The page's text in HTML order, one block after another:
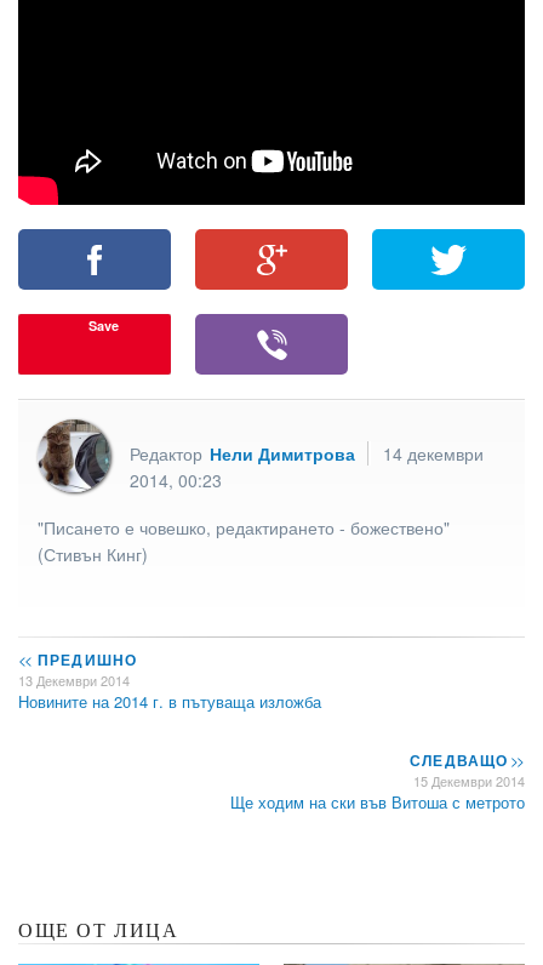
Save
Редактор Нели Димитрова
14 декември
2014, 00:23
"Писането е човешко, редактирането - божествено"
(Стивън Кинг)
<< ПРЕДИШНО
13 Декември 2014
Новините на 2014 г. в пътуваща изложба
СЛЕДВАЩО>>
15 Декември 2014
Ще ходим на ски във Витоша с метрото
ОЩЕ ОТ ЛИЦА